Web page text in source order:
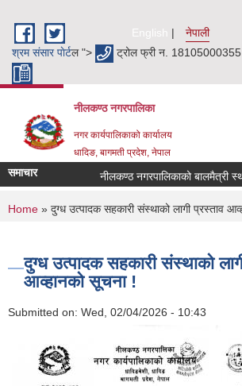
English
नेपाली
श्रम संसार पाेर्टल "> ट्रोल फ्री न. 18105000355
नीलकण्ठ नगरपालिका
नगर कार्यपालिकाको कार्यालय
धादिङ, बागमती प्रदेश, नेपाल
समाचार नीलकण्ठ नगरपालिकाको बालमैत्री
You are here
Home » दुग्ध उत्पादक सहकारी संस्थाको लागी प्रस्ताव
दुग्ध उत्पादक सहकारी संस्थाको
आव्हानको सूचना !
Submitted on: Wed, 02/04/2026 - 10:43